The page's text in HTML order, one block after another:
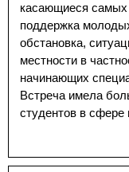
касающиеся
поддержка
обстановка,
местности в
начинающих
Встреча имела
студентов в сфере